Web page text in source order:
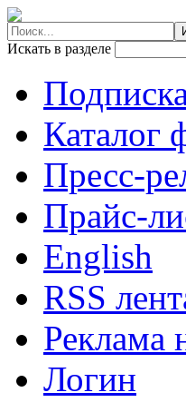
Искать в разделе
Каталог
Пресс-
Прайс-
English
RSS
Реклама
Логин